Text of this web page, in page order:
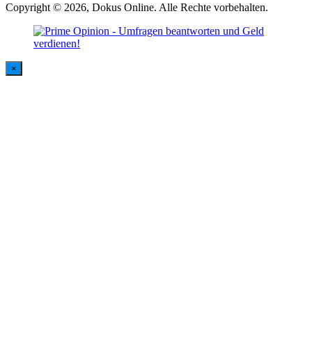
Copyright © 2026, Dokus Online. Alle Rechte vorbehalten.
×